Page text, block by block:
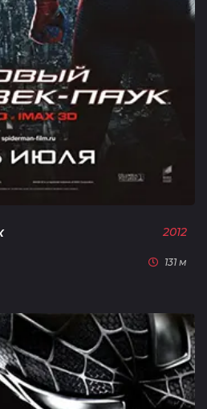
2012
131 м